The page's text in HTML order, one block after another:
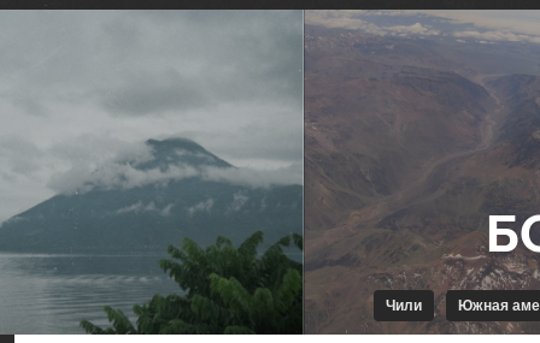
Чили Южная